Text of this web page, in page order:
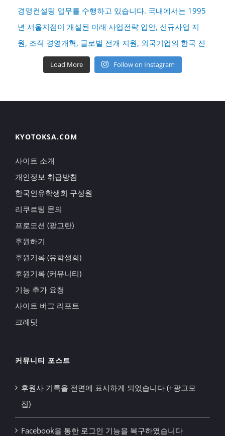
Load More Follow on Instagram
KYOTOKSA.COM
사이트 소개
개인정보 취급방침
한국인유학생회 구성원
리쿠르팅 문의
프로모션 (광고란)
후원하기
후원기록 (유학생회)
후원기록 (커뮤니티)
기능 추가 요청
사이트 버그 리포트
크레딧
커뮤니티 포스트
후원사 기록을 전면에 표시하게 되었습니다 (+광고모
집)
Facebook을 통한 로그인 기능을 복구하였습니다